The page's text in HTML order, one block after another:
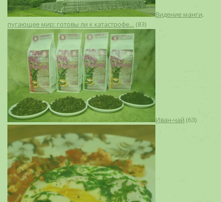
Видение манги,
пугающее мир: готовы ли к катастрофе… (83)
Иван-чай (63)